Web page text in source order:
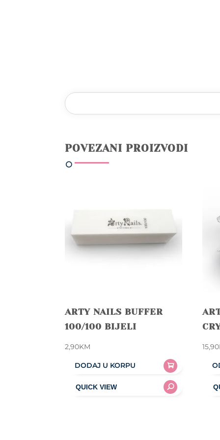
POVEZANI PROIZVODI
ARTY NAILS BUFFER
100/100 BIJELI
2,90KM
DODAJ U KORPU
15,90